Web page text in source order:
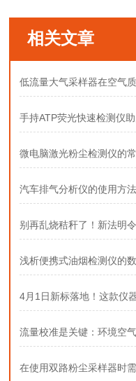
相关文章
低流量大气采样器在空气
手持ATP荧光快速检测仪
微电脑激光粉尘检测仪的
汽车排气分析仪的使用方法
别再乱烧秸秆了！新法明令
浅析便携式油烟检测仪的
4月1日新标落地！这款仪
流量校准是关键：环境空
在使用双路粉尘采样器时